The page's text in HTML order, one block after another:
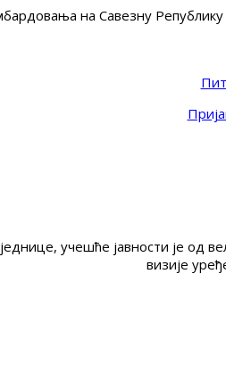
на Савезну Републику
учешће јавности је од
визије